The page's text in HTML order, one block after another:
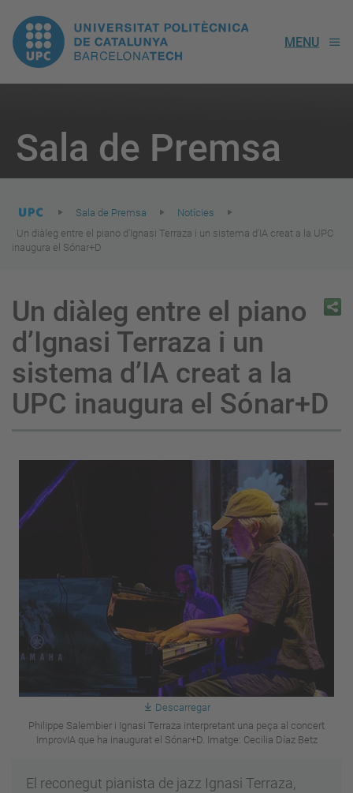
UPC.
Universitat
de
Catalunya
MENU
Sala de Premsa
here:
Sala de Premsa
Notícies
Un diàleg entre el piano d’Ignasi Terraza i un sistema d’IA creat a la UPC
inaugura el Sónar+D
Un diàleg entre el piano
d’Ignasi Terraza i un
sistema d’IA creat a la
UPC inaugura el Sónar+D
Descarregar
Philippe Salembier i Ignasi Terraza interpretant una peça al concert
ImprovIA que ha inaugurat el Sónar+D. Imatge: Cecilia Díaz Betz
El reconegut pianista de jazz Ignasi Terraza,